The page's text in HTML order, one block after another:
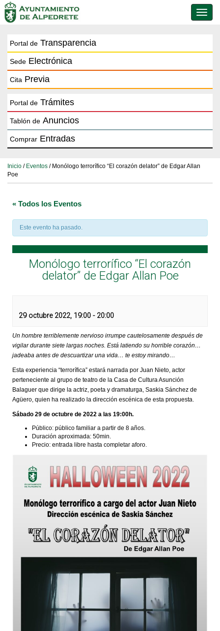
de
Portal de Transparencia
Sede Electrónica
Cita Previa
Portal de Trámites
Tablón de Anuncios
Comprar Entradas
Inicio / Eventos / Monólogo terrorífico “El corazón delator” de Edgar Allan
Poe
« Todos los Eventos
Este evento ha pasado.
Monólogo terrorífico “El corazón
delator” de Edgar Allan Poe
29 octubre 2022, 19:00 - 20:00
Un hombre terriblemente nervioso irrumpe cautelosamente después de
vigilar durante siete largas noches. Está latiendo su horrible corazón…
jadeaba antes de descuartizar una vida… te estoy mirando…
Esta experiencia “terrorífica” estará narrada por Juan Nieto, actor
perteneciente al grupo de teatro de la Casa de Cultura Asunción
Balaguer que dirige la actriz, poeta y dramaturga, Saskia Sánchez de
Agüero, quien ha realizado la dirección escénica de esta propuesta.
Sábado 29 de octubre de 2022 a las 19:00h.
Público: público familiar a partir de 8 años.
Duración aproximada: 50min.
Precio: entrada libre hasta completar aforo.